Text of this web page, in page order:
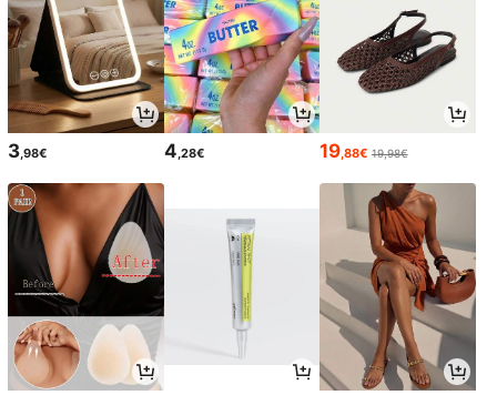
3,98€ 4,28€ 19,88€ 19,98€